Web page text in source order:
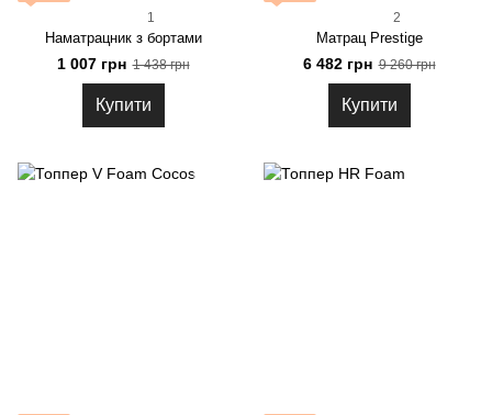
1
Наматрацник з бортами
1 007 грн 1 438 грн
Купити
2
Матрац Prestige
6 482 грн 9 260 грн
Купити